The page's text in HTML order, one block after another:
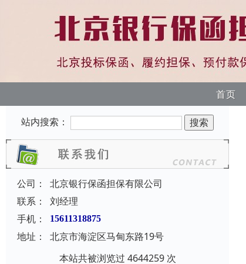
首页
站内搜索：
公司：
北京银行保函担保有限公司
联系：
刘经理
手机：
15611318875
地址：
北京市海淀区马甸东路19号
本站共被浏览过 4644259 次